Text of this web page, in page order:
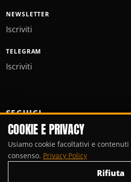
NEWSLETTER
Iscriviti
TELEGRAM
Iscriviti
SEGUICI
COOKIE E PRIVACY
Usiamo cookie facoltativi e
consenso. Privacy Policy
Rifiuta